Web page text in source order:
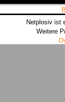
Netplosiv ist
Weitere